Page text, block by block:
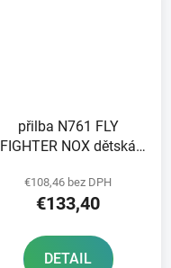
přilba N761 FLY
FIGHTER NOX dětská
€108,46 bez DPH
€133,40
DETAIL